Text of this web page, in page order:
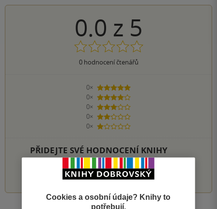
0.0 z 5
0hodnocení čtenářů
0×
5 hvězdiček
0×
4 hvězdičky
0×
3 hvězdičky
0×
2 hvězdičky
0×
1 hvezdička
PŘIDEJTE SVÉ HODNOCENÍ KNIHY
1 2 3 4 5
Cookies a osobní údaje? Knihy to
potřebují.